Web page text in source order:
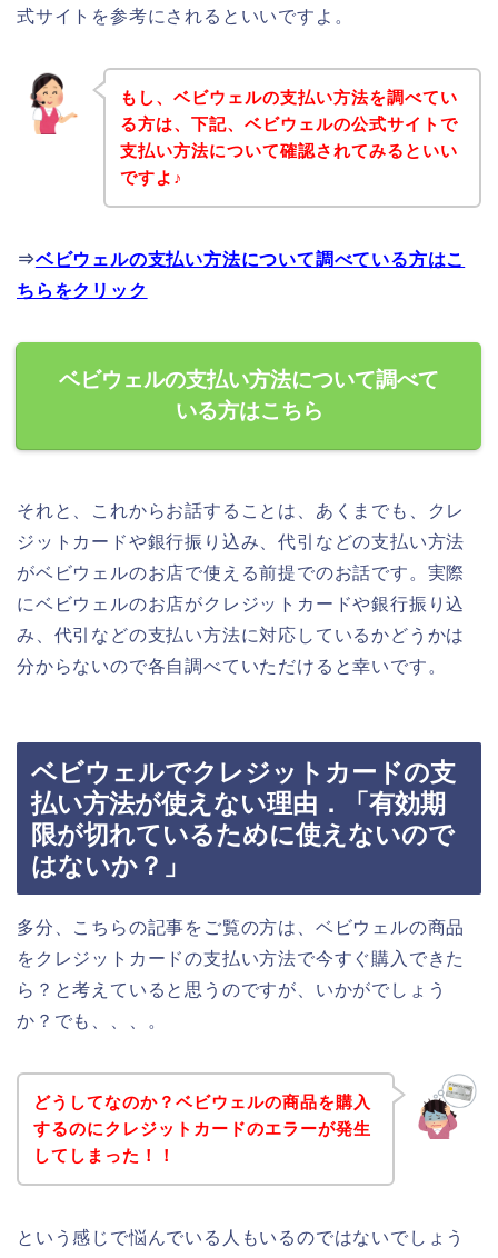
式サイトを参考にされるといいですよ。
もし、ベビウェルの支払い方法を調べてい
る方は、下記、ベビウェルの公式サイトで
支払い方法について確認されてみるといい
ですよ♪
⇒ベビウェルの支払い方法について調べている方はこ
ちらをクリック
ベビウェルの支払い方法について調べて
いる方はこちら
それと、これからお話することは、あくまでも、クレ
ジットカードや銀行振り込み、代引などの支払い方法
がベビウェルのお店で使える前提でのお話です。実際
にベビウェルのお店がクレジットカードや銀行振り込
み、代引などの支払い方法に対応しているかどうかは
分からないので各自調べていただけると幸いです。
ベビウェルでクレジットカードの支
払い方法が使えない理由．「有効期
限が切れているために使えないので
はないか？」
多分、こちらの記事をご覧の方は、ベビウェルの商品
をクレジットカードの支払い方法で今すぐ購入できた
ら？と考えていると思うのですが、いかがでしょう
か？でも、、、。
どうしてなのか？ベビウェルの商品を購入
するのにクレジットカードのエラーが発生
してしまった！！
という感じで悩んでいる人もいるのではないでしょう